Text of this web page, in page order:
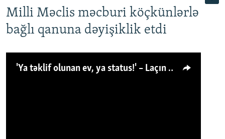
Milli Məclis məcburi köçkünlərlə
bağlı qanuna dəyişiklik etdi
'Ya təklif olunan ev, ya status!' – Laçın köçkünü: 'Laçından başqa heç hara!'